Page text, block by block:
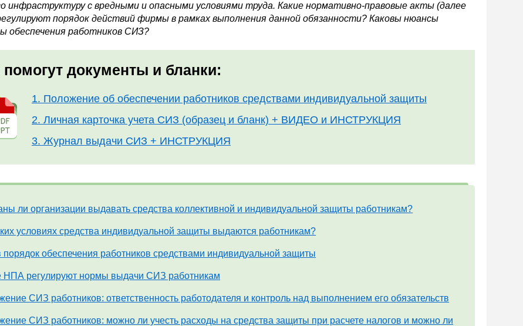
инфраструктуру с вредными и опасными условиями труда. Какие нормативно-правовые акты (далее
порядок действий фирмы в рамках выполнения данной обязанности? Каковы нюансы
обеспечения работников СИЗ?
документы и бланки:
1. Положение об обеспечении работников средствами индивидуальной защиты
2. Личная карточка учета СИЗ (образец и бланк) + ВИДЕО и ИНСТРУКЦИЯ
3. Журнал выдачи СИЗ + ИНСТРУКЦИЯ
ли организации выдавать средства коллективной и индивидуальной защиты работникам?
условиях средства индивидуальной защиты выдаются работникам?
порядок обеспечения работников средствами индивидуальной защиты
НПА регулируют нормы выдачи СИЗ работникам
СИЗ работников: ответственность работодателя и контроль над выполнением его обязательств
СИЗ работников: можно ли учесть расходы на средства защиты при расчете налогов и можно ли